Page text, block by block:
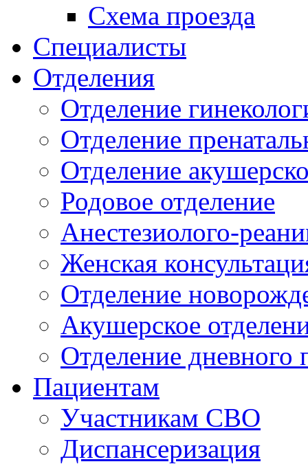
Схема проезда
Специалисты
Отделения
Отделение
Отделение
Отделение
Родовое отделение
Анестезиолого-
Женская
Отделение
Акушерское
Отделение дневного
Пациентам
Участникам СВО
Диспансеризация